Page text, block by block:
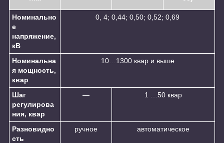
Номинально
е
напряжение,
кВ
0, 4; 0,44; 0,50; 0,52; 0,69
Номинальна
я мощность,
квар
10…1300 квар и выше
Шаг
регулирова
ния, квар
— 1 …50 квар
Разновидно
сть
ручное автоматическое